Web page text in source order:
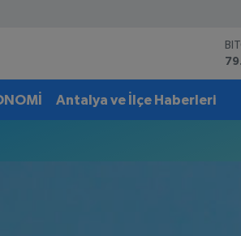
Antalya ve İlçe Haberleri